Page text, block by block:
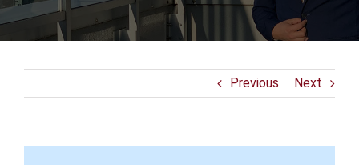
Previous Next